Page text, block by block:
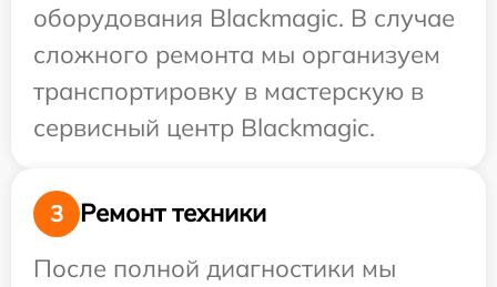
оборудования Blackmagic. В случае
сложного ремонта мы организуем
транспортировку в мастерскую в
сервисный центр Blackmagic.
3
Ремонт техники
После полной диагностики мы